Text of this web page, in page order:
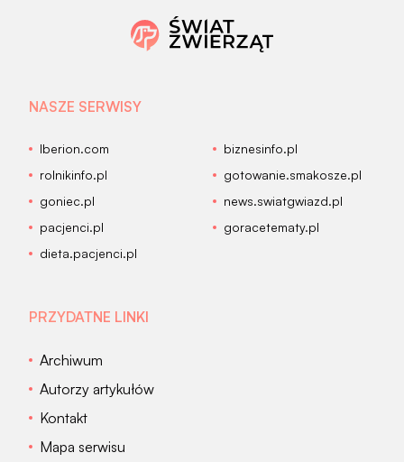
NASZE SERWISY
Iberion.com
biznesinfo.pl
rolnikinfo.pl
gotowanie.smakosze.pl
goniec.pl
news.swiatgwiazd.pl
pacjenci.pl
goracetematy.pl
dieta.pacjenci.pl
PRZYDATNE LINKI
Archiwum
Autorzy artykułów
Kontakt
Mapa serwisu